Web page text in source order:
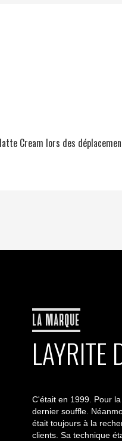
Cream lors des
LA MARQUE
LAYRITE
C'était en 1999. Pour
dernier souffle.
était toujours à la
clients. Sa technique